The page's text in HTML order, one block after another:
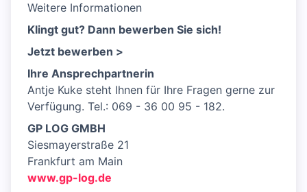
Weitere Informationen
Klingt gut? Dann bewerben Sie sich!
Jetzt bewerben >
Ihre Ansprechpartnerin
Antje Kuke steht Ihnen für Ihre Fragen gerne zur
Verfügung. Tel.: 069 - 36 00 95 - 182.
GP LOG GMBH
Siesmayerstraße 21
Frankfurt am Main
www.gp-log.de